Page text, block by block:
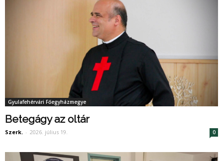
Gyulafehérvári Főegyházmegye
Betegágy az oltár
Szerk. - 2026. július 19. 0